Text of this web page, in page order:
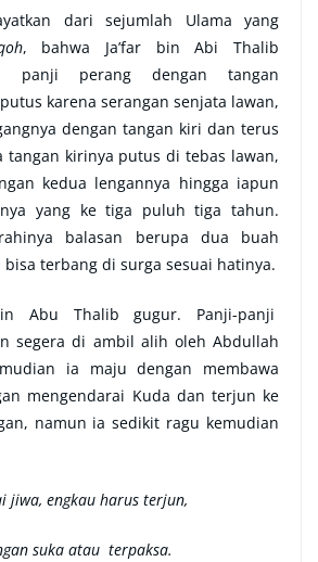
dari sejumlah Ulama yang
, bahwa Ja’far bin Abi Thalib
panji perang dengan tangan
karena serangan senjata lawan,
dengan tangan kiri dan terus
tangan kirinya putus di tebas lawan,
kedua lengannya hingga iapun
yang ke tiga puluh tiga tahun.
balasan berupa dua buah
bisa terbang di surga sesuai hatinya.
Abu Thalib gugur. Panji-panji
segera di ambil alih oleh Abdullah
ia maju dengan membawa
mengendarai Kuda dan terjun ke
namun ia sedikit ragu kemudian
jiwa, engkau harus terjun,
suka atau terpaksa.